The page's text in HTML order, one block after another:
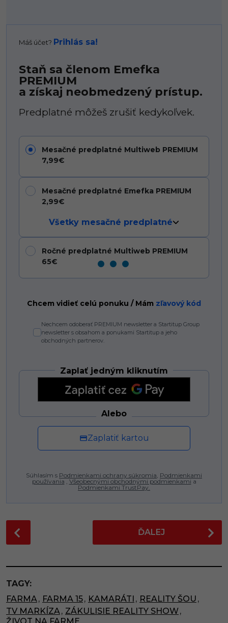
Máš účet? Prihlás sa!
Staň sa členom Emefka
PREMIUM
a získaj neobmedzený prístup.
Predplatné môžeš zrušiť kedykoľvek.
Mesačné predplatné Multiweb PREMIUM
7,99€
Mesačné predplatné Emefka PREMIUM
2,99€
Všetky mesačné predplatné
Ročné predplatné Multiweb PREMIUM
65€
Chcem vidieť celú ponuku / Mám zľavový kód
Nechcem odoberať PREMIUM newsletter a Startitup Group
newsletter s obsahom a ponukami Startitup a jeho
obchodných partnerov.
Zaplať jedným kliknutím
Alebo
Zaplatiť kartou
Súhlasím s Podmienkami ochrany súkromia, Podmienkami
používania , Všeobecnými obchodnými podmienkami a
Podmienkami TrustPay.
o
t
P
a
g
i
ĎALEJ
TAGY:
FARMA , FARMA 15, KAMARÁTI , REALITY ŠOU ,
TV MARKÍZA , ZÁKULISIE REALITY SHOW,
ŽIVOT NA FARME